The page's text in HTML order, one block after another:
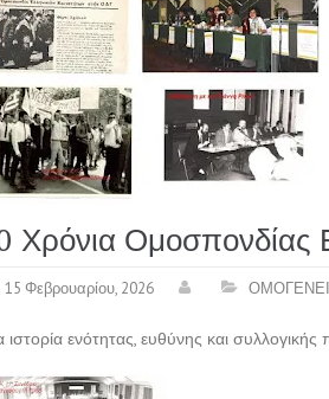
Χρόνια Ομοσπονδίας
15 Φεβρουαρίου, 2026
ιστορία ενότητας, ευθύνης και συλλογικής